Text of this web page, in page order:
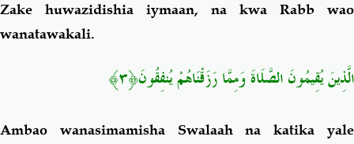
Zake huwazidishia iymaan, na kwa Rabb wao
wanatawakali.
الَّذِينَ يُقِيمُونَ الصَّلَاةَ وَمِمَّا رَزَقْنَاهُمْ يُنفِقُونَ﴿٣﴾
Ambao wanasimamisha Swalaah na katika yale